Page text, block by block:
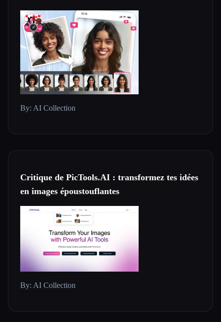
By: AI Collection
Critique de PicTools.AI : transformez tes idées
en images époustouflantes
By: AI Collection